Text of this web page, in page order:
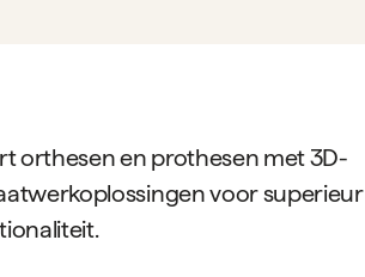
orthesen en prothesen met 3D-
voor superieur